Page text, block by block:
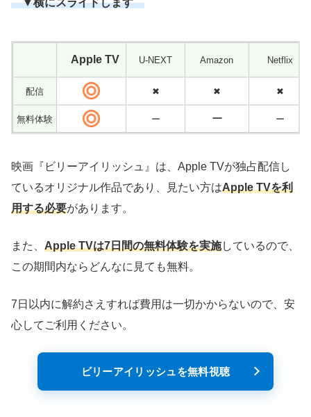
Apple TV U-NEXT Amazon Netflix
配信 ✖ ✖ ✖
無料体験 ー ー ー
映画『ビリーアイリッシュ』は、Apple TVが独占配信し
ているオリジナル作品であり、見たい方はApple TVを利
用する必要があります。
また、 Apple TVは7日間の無料体験を実施しているので、
この期間内ならどんなに見ても無料。
7日以内に解約さえすれば費用は一切かからないので、安
心してご利用ください。
ビリーアイリッシュを無料視聴